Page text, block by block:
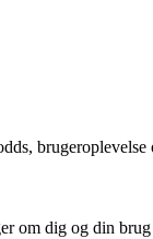
dig og din